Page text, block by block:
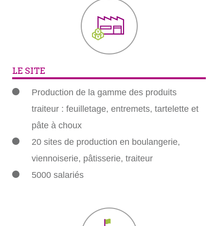
LE SITE
Production de la gamme des produits
traiteur : feuilletage, entremets, tartelette et
pâte à choux
20 sites de production en boulangerie,
viennoiserie, pâtisserie, traiteur
5000 salariés